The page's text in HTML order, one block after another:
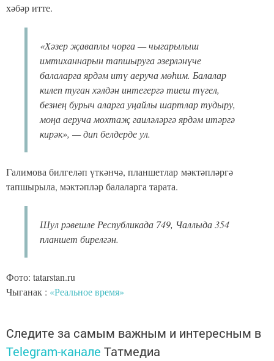
хәбәр итте.
«Хәзер җаваплы чорга — чыгарылыш
имтиханнарын тапшыруга әзерләнүче
балаларга ярдәм итү аеруча мөһим. Балалар
килеп туган хәлдән интегергә тиеш түгел,
безнең бурыч аларга уңайлы шартлар тудыру,
моңа аеруча мохтаҗ гаиләләргә ярдәм итәргә
кирәк», — дип белдерде ул.
Галимова билгеләп үткәнчә, планшетлар мәктәпләргә
тапшырыла, мәктәпләр балаларга тарата.
Шул рәвешле Республикада 749, Чаллыда 354
планшет бирелгән.
Фото: tatarstan.ru
Чыганак : «Реальное время»
Следите за самым важным и интересным в
Telegram-канале Татмедиа